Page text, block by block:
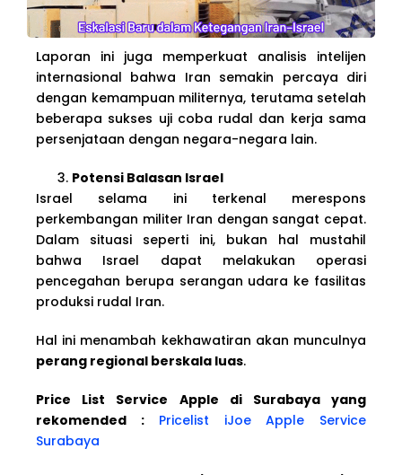
Laporan ini juga memperkuat analisis intelijen
internasional bahwa Iran semakin percaya diri
dengan kemampuan militernya, terutama setelah
beberapa sukses uji coba rudal dan kerja sama
persenjataan dengan negara-negara lain.
Potensi Balasan Israel
Israel selama ini terkenal merespons
perkembangan militer Iran dengan sangat cepat.
Dalam situasi seperti ini, bukan hal mustahil
bahwa Israel dapat melakukan operasi
pencegahan berupa serangan udara ke fasilitas
produksi rudal Iran.
Hal ini menambah kekhawatiran akan munculnya
perang regional berskala luas.
Price List Service Apple di Surabaya yang
rekomended :
Pricelist iJoe Apple Service
Surabaya